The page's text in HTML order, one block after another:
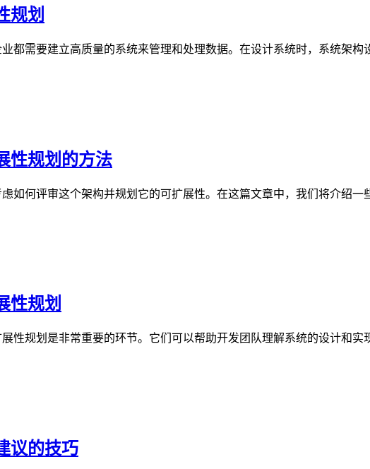
规划
都需要建立高质量的系统来管理和处理数据。在设计系统时，系统架
性规划的方法
如何评审这个架构并规划它的可扩展性。在这篇文章中，我们将介绍
性规划
性规划是非常重要的环节。它们可以帮助开发团队理解系统的设计和
议的技巧